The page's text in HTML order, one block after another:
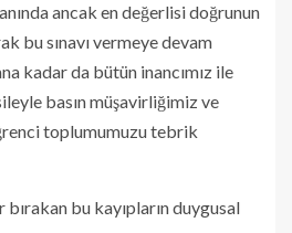
ancak en değerlisi doğrunun
bu sınavı vermeye devam
kadar da bütün inancımız ile
basın müşavirliğimiz ve
toplumumuzu tebrik
bu kayıpların duygusal